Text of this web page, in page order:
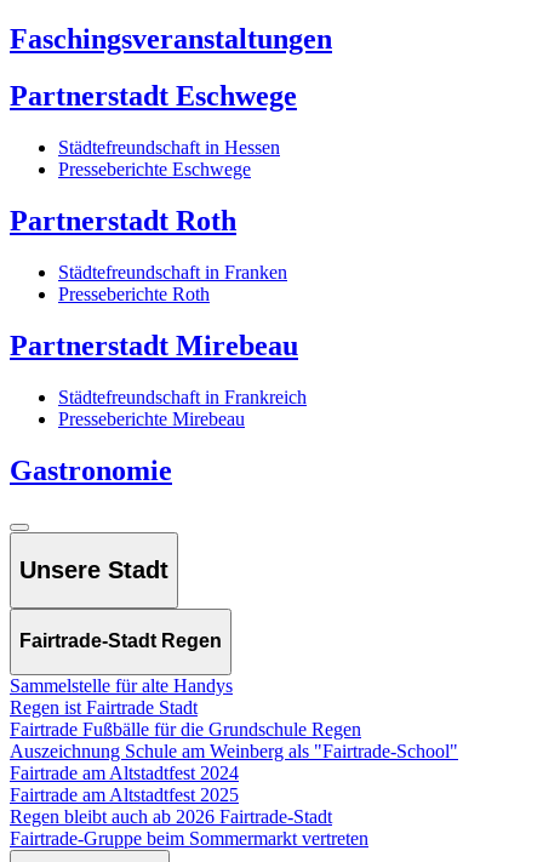
Faschingsveranstaltungen
Partnerstadt Eschwege
Städtefreundschaft in Hessen
Presseberichte Eschwege
Partnerstadt Roth
Städtefreundschaft in Franken
Presseberichte Roth
Partnerstadt Mirebeau
Städtefreundschaft in Frankreich
Presseberichte Mirebeau
Gastronomie
Unsere Stadt
Fairtrade-Stadt Regen
Sammelstelle für alte Handys
Regen ist Fairtrade Stadt
Fairtrade Fußbälle für die Grundschule Regen
Auszeichnung Schule am Weinberg als "Fairtrade-School"
Fairtrade am Altstadtfest 2024
Fairtrade am Altstadtfest 2025
Regen bleibt auch ab 2026 Fairtrade-Stadt
Fairtrade-Gruppe beim Sommermarkt vertreten